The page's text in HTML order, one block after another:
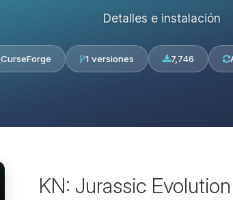
Detalles e instalación
CurseForge 1 versiones 7,746
KN: Jurassic